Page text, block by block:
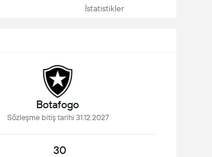
İstatistikler
Botafogo
Sözleşme bitiş tarihi 31.12.2027
30